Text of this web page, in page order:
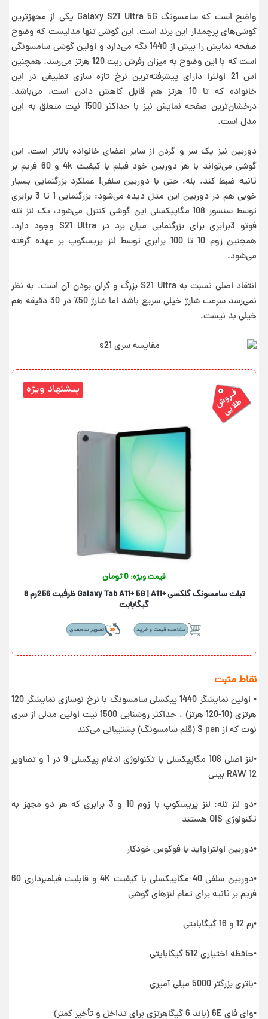
واضح است که سامسونگ Galaxy S21 Ultra 5G یکی از مجهزترین
گوشی‌های پرچمدار این برند است. این گوشی تنها مدلیست که وضوح
صفحه نمایش را بیش از 1440 نگه می‌دارد و اولین گوشی سامسونگی
است که با این وضوح به میزان رفرش ریت 120 هرتز می‌رسد. همچنین
اس 21 اولترا دارای پیشرفته‌ترین نرخ تازه سازی تطبیقی در این
خانواده که تا 10 هرتز هم قابل کاهش دادن است، می‌باشد.
درخشان‌ترین صفحه نمایش نیز با حداکثر 1500 نیت متعلق به این
مدل است.
دوربین نیز یک سر و گردن از سایر اعضای خانواده بالاتر است. این
گوشی می‌تواند با هر دوربین خود فیلم با کیفیت 4k و 60 فریم بر
ثانیه ضبط کند. بله، حتی با دوربین سلفی! عملکرد بزرگنمایی بسیار
خوبی هم در دوربین این مدل دیده می‌شود: بزرگنمایی 1 تا 3 برابری
توسط سنسور 108 مگاپیکسلی این گوشی کنترل می‌شود، یک لنز تله
فوتو 3برابری برای بزرگنمایی میان برد در S21 Ultra وجود دارد،
همچنین زوم 10 تا 100 برابری توسط لنز پریسکوپ بر عهده گرفته
می‌شود.
انتقاد اصلی نسبت به S21 Ultra بزرگ و گران بودن آن است. به نظر
نمی‌رسد سرعت شارژ خیلی سریع باشد اما شارژ 50٪ در 30 دقیقه هم
خیلی بد نیست.
قیمت ویژه: 0 تومان
تبلت سامسونگ گلکسی +Galaxy Tab A11+ 5G | A11 ظرفیت 256رم 8
گیگابایت
نقاط مثبت
• اولین نمایشگر 1440 پیکسلی سامسونگ با نرخ نوسازی نمایشگر 120
هرتزی (10-120 هرتز) ، حداکثر روشنایی 1500 نیت اولین مدلی از سری
نوت که از S pen (قلم سامسونگ) پشتیبانی می‌کند
•لنز اصلی 108 مگاپیکسلی با تکنولوژی ادغام پیکسلی 9 در 1 و تصاویر
RAW 12 بیتی
•دو لنز تله: لنز پریسکوپ با زوم 10 و 3 برابری که هر دو مجهز به
تکنولوژی OIS هستند
•دوربین اولتراواید با فوکوس خودکار
•دوربین سلفی 40 مگاپیکسلی با کیفیت 4K و قابلیت فیلمبرداری 60
فریم بر ثانیه برای تمام لنزهای گوشی
•رم 12 و 16 گیگابایتی
•حافظه اختیاری 512 گیگابایتی
•باتری بزرگتر 5000 میلی آمپری
•وای فای 6E (باند 6 گیگاهرتزی برای تداخل و تأخیر کمتر)